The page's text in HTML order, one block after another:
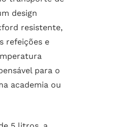
design
resistente,
refeições e
para o
academia ou